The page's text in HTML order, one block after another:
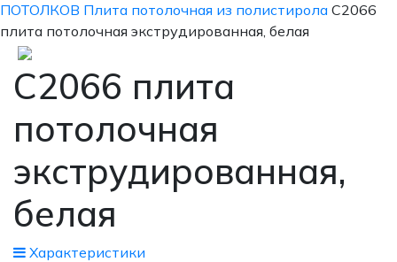
ПОТОЛКОВ Плита потолочная из полистирола С2066
плита потолочная экструдированная, белая
С2066 плита
потолочная
экструдированная,
белая
Xарактеристики